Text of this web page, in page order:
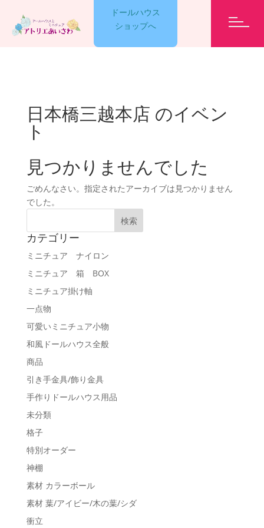
LESSON
ET CETERA
ドールハウス
ショップへ
日本橋三越本店 のイベン
ト
見つかりませんでした
ごめんなさい。指定されたアーカイブは見つかりません
でした。
カテゴリー
ミニチュア ナイロン
ミニチュア 箱 BOX
ミニチュア掛け軸
一点物
可愛いミニチュア小物
和風ドールハウス全般
商品
引き手金具/飾り金具
手作りドールハウス用品
未分類
格子
特別オーダー
神棚
素材 カラーボール
素材 葉/アイビー/木の葉/シダ
衝立